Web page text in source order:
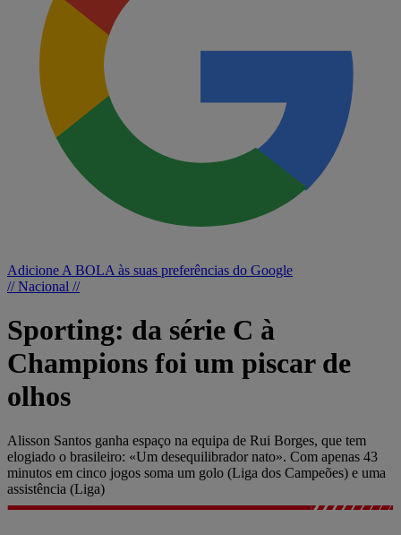
Adicione A BOLA às suas preferências do Google
// Nacional //
Sporting: da série C à
Champions foi um piscar de
olhos
Alisson Santos ganha espaço na equipa de Rui Borges, que tem
elogiado o brasileiro: «Um desequilibrador nato». Com apenas 43
minutos em cinco jogos soma um golo (Liga dos Campeões) e uma
assistência (Liga)